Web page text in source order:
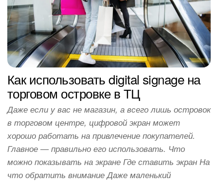
Как использовать digital signage на
торговом островке в ТЦ
Даже если у вас не магазин, а всего лишь островок
в торговом центре, цифровой экран может
хорошо работать на привлечение покупателей.
Главное — правильно его использовать. Что
можно показывать на экране Где ставить экран На
что обратить внимание Даже маленький